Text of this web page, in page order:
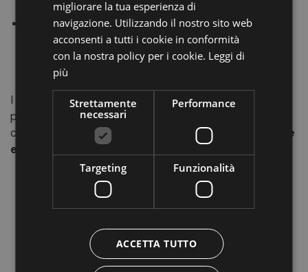
dell’Alto Adige.
Il Concerto di Natale -Un evento intimo e
suggestivo, perfetto pervivere la magia
dell’Avventoattraverso canzoni natalizie e melodie
che scaldano il cuore.
I
Kastelruther Spatzenrappresentano un legame
profondo tra musica, cultura e territorio. Ascoltarli è
come fare un viaggio tra
le montagne, le leggende e le
emozioni
migliorare la tua esperienza di
navigazione. Utilizzando il nostro sito web
acconsenti a tutti i cookie in conformità
con la nostra policy per i cookie. Leggi di
più
Strettamente
necessari
Performance
Targeting Funzionalità
ACCETTA TUTTO